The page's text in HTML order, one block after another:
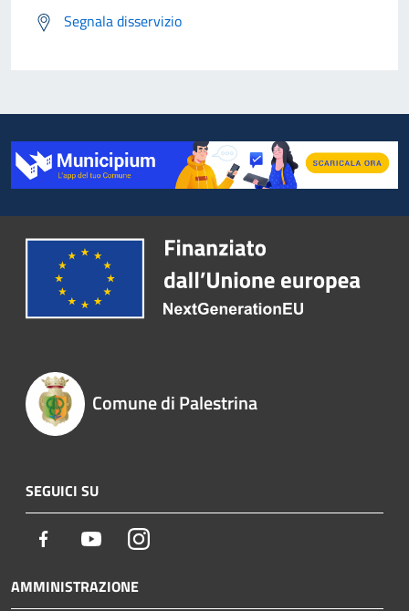
Segnala disservizio
Comune di Palestrina
SEGUICI SU
Facebook YoutubeInstagram
AMMINISTRAZIONE